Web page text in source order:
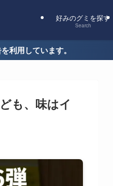
好みのグミを探す
Search
利用しています。
も、味はイ